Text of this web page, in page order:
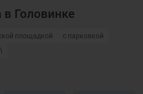
Головинке
площадкой
с парковкой